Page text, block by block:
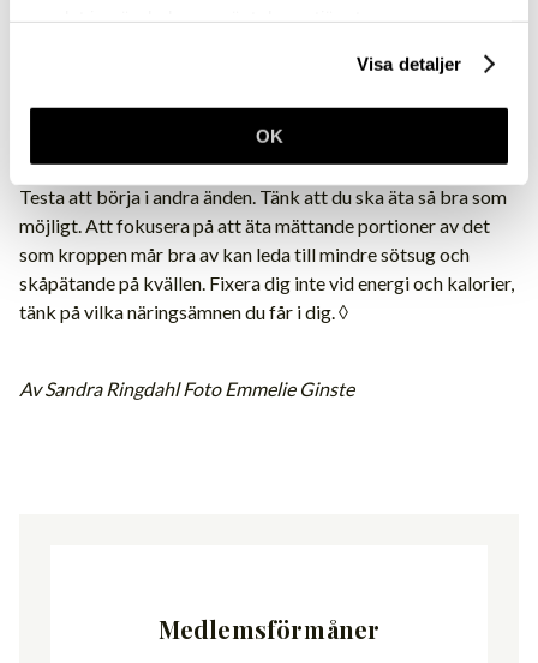
Visa detaljer
OK
Vad ska man undvika?
– Det är vanligt att folk som vill gå ner i vikt äter så lite som
möjligt och att det i slutändan leder till en sämre kost. Äter du
en liten fralla till frukost, skippar lunchen och kommer hem
supertrött – då är det självklart att kroppen kommer skrika
efter mat! Då är det lätt att man tar fram chokladasken.
Testa att börja i andra änden. Tänk att du ska äta så bra som
möjligt. Att fokusera på att äta mättande portioner av det
som kroppen mår bra av kan leda till mindre sötsug och
skåpätande på kvällen. Fixera dig inte vid energi och kalorier,
tänk på vilka näringsämnen du får i dig. ◊
Av Sandra Ringdahl Foto Emmelie Ginste
Medlemsförmåner